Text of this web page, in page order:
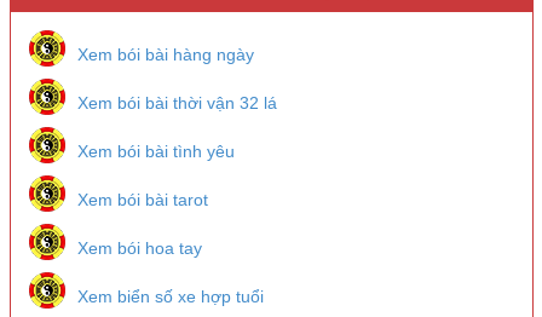
Xem bói bài hàng ngày
Xem bói bài thời vận 32 lá
Xem bói bài tình yêu
Xem bói bài tarot
Xem bói hoa tay
Xem biển số xe hợp tuổi